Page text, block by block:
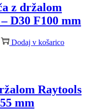
z držalom
D30 F100 mm
Dodaj v košarico
Raytools
mm